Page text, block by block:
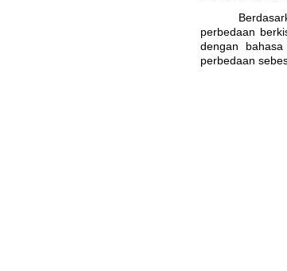
perbedaan
dengan
perbedaan